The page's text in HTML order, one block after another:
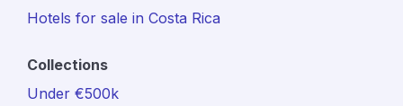
Hotels for sale in Costa Rica
Collections
Under €500k